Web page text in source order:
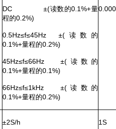
DC±(读数的0.1%+量
程的0.2%)
0.5Hz≤f≤45Hz ±(读数的
0.1%+量程的0.2%)
45Hz≤f≤66Hz ±(读数的
0.1%+量程的0.1%)
66Hz≤f≤1kHz ±(读数的
0.1%+量程的0.2%)
±2S/h 1S